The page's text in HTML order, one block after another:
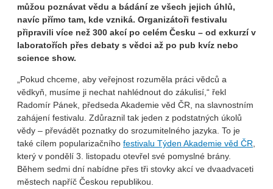
můžou poznávat vědu a bádání ze všech jejich úhlů,
navíc přímo tam, kde vzniká. Organizátoři festivalu
připravili více než 300 akcí po celém Česku – od exkurzí v
laboratořích přes debaty s vědci až po pub kvíz nebo
science show.
„Pokud chceme, aby veřejnost rozuměla práci vědců a
vědkyň, musíme ji nechat nahlédnout do zákulisí,“ řekl
Radomír Pánek, předseda Akademie věd ČR, na slavnostním
zahájení festivalu. Zdůraznil tak jeden z podstatných úkolů
vědy – převádět poznatky do srozumitelného jazyka. To je
také cílem popularizačního festivalu Týden Akademie věd ČR,
který v pondělí 3. listopadu otevřel své pomyslné brány.
Během sedmi dní nabídne přes tři stovky akcí ve dvaadvaceti
městech napříč Českou republikou.